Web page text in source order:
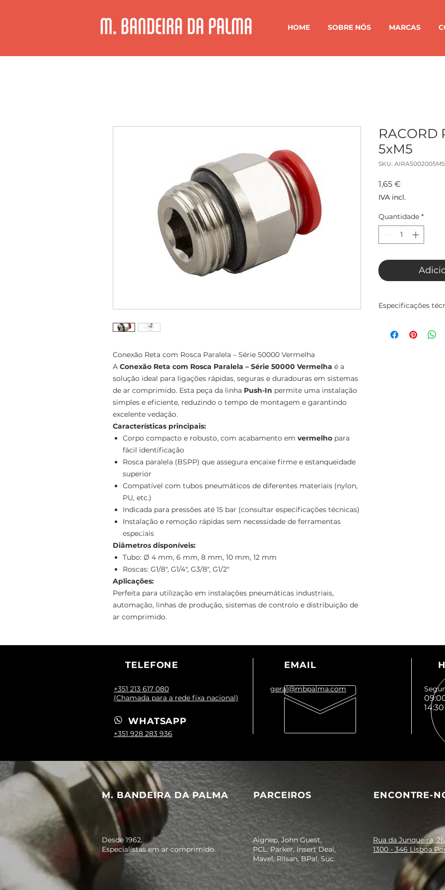
HOME SOBRE NÓS MARCAS
Conexão Reta com Rosca Paralela – Série 50000 Vermelha
A Conexão Reta com Rosca Paralela – Série 50000 Vermelha é a
solução ideal para ligações rápidas, seguras e duradouras em sistemas
de ar comprimido. Esta peça da linha Push-In permite uma instalação
simples e eficiente, reduzindo o tempo de montagem e garantindo
excelente vedação.
Características principais:
Corpo compacto e robusto, com acabamento em vermelho para
fácil identificação
Rosca paralela (BSPP) que assegura encaixe firme e estanqueidade
superior
Compatível com tubos pneumáticos de diferentes materiais (nylon,
PU, etc.)
Indicada para pressões até 15 bar (consultar especificações técnicas)
Instalação e remoção rápidas sem necessidade de ferramentas
especiais
Diâmetros disponíveis:
Tubo: Ø 4 mm, 6 mm, 8 mm, 10 mm, 12 mm
Roscas: G1/8", G1/4", G3/8", G1/2"
Aplicações:
Perfeita para utilização em instalações pneumáticas industriais,
automação, linhas de produção, sistemas de controlo e distribuição de
ar comprimido.
RACORD
5xM5
SKU: AIRA5002005M5
1,65 €
IVA incl.
Quantidade *
Especificações
Vermelha
Roscas: G1/8", G1/
Perfeita para
pneumáticas
produção,
ar comprimido.
TELEFONE
+351 213 617 080
(Chamada para a rede fixa nacional)
+351 928 283 936
WHATSAPP
EMAIL
geral@mbpalma.com
M. BANDEIRA DA PALMA PARCEIROS ENCONTRE-
Desde 1962.
Especialistas em ar comprimido.
Aignep, John Guest,
PCL, Parker, Insert Deal,
Mavel, Rilsan, BPal, Suc.
Rua da Junqueira,
1300 - 346 Lisboa